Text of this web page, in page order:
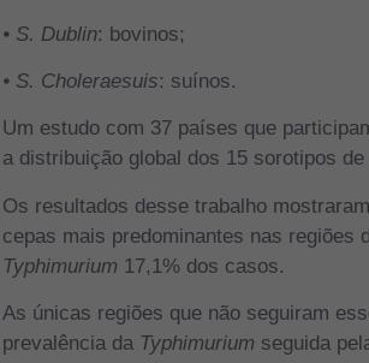
⦁ S. Dublin: bovinos;
⦁ S. Choleraesuis: suínos.
Um estudo com 37 países que
a distribuição global dos 15 sorotipos de
Os resultados desse trabalho
cepas mais predominantes nas regiões
Typhimurium 17,1% dos casos.
As únicas regiões que não seguiram
prevalência da Typhimurium seguida